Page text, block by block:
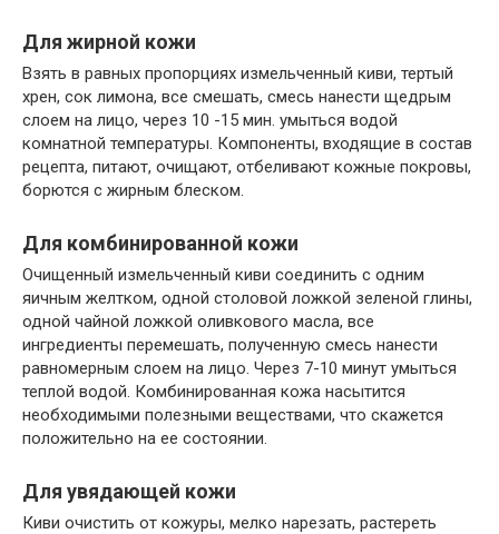
Для жирной кожи
Взять в равных пропорциях измельченный киви, тертый
хрен, сок лимона, все смешать, смесь нанести щедрым
слоем на лицо, через 10 -15 мин. умыться водой
комнатной температуры. Компоненты, входящие в состав
рецепта, питают, очищают, отбеливают кожные покровы,
борются с жирным блеском.
Для комбинированной кожи
Очищенный измельченный киви соединить с одним
яичным желтком, одной столовой ложкой зеленой глины,
одной чайной ложкой оливкового масла, все
ингредиенты перемешать, полученную смесь нанести
равномерным слоем на лицо. Через 7-10 минут умыться
теплой водой. Комбинированная кожа насытится
необходимыми полезными веществами, что скажется
положительно на ее состоянии.
Для увядающей кожи
Киви очистить от кожуры, мелко нарезать, растереть